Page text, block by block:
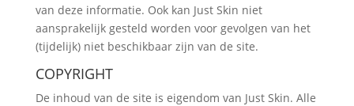
van deze informatie. Ook kan Just Skin niet
aansprakelijk gesteld worden voor gevolgen van het
(tijdelijk) niet beschikbaar zijn van de site.
COPYRIGHT
De inhoud van de site is eigendom van Just Skin. Alle